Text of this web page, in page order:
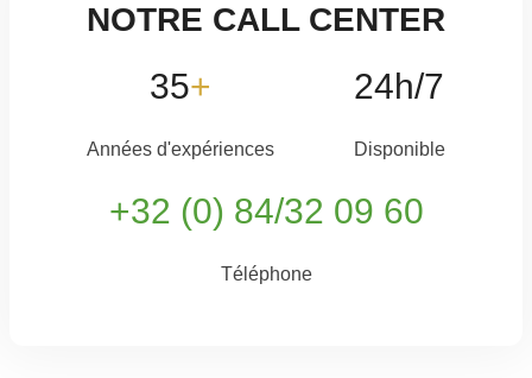
Découvrir APS Notre Call Center
NOTRE CALL CENTER
35+
Années d'expériences
24h/7
Disponible
+32 (0) 84/32 09 60
Téléphone